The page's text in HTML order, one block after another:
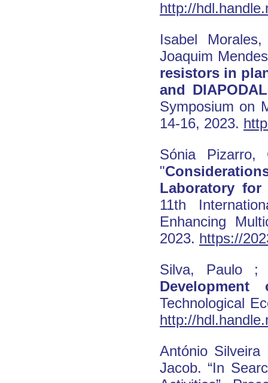
http://
Isabel
Joaquim
resistors in
and
Symposium on
14-16, 2023.
Sónia Pizarro,
"
Laboratory for
11th
Enhancing
2023. https://
Silva, Paulo ;
Technological
http://
António
Jacob. “In